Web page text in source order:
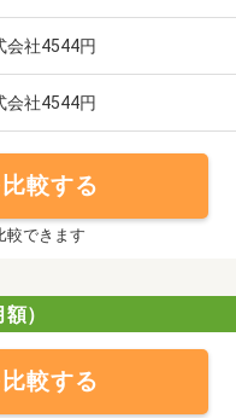
会社4544円
会社4544円
較する
較できます
）
較する